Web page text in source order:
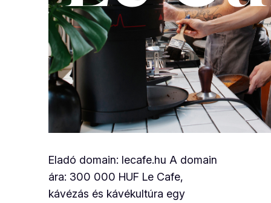
Eladó domain: lecafe.hu A domain
ára: 300 000 HUF Le Cafe,
kávézás és kávékultúra egy